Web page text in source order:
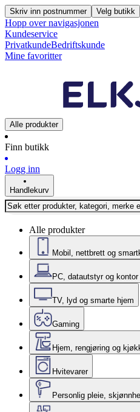
Skriv inn postnummer Velg butikk
Hopp over navigasjonen
Kundeservice
PrivatkundeBedriftskunde
Mine favoritter
Alle produkter
Finn butikk
Logg inn
Handlekurv
Alle produkter
Mobil, nettbrett og
PC, datautstyr og kontor
TV, lyd og smarte hjem
Gaming
Hjem, rengjøring og
Hvitevarer
Personlig pleie,